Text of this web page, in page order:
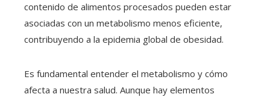
contenido de alimentos procesados pueden estar
asociadas con un metabolismo menos eficiente,
contribuyendo a la epidemia global de obesidad.
Es fundamental entender el metabolismo y cómo
afecta a nuestra salud. Aunque hay elementos